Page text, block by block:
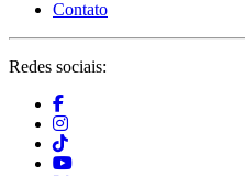
Contato
Redes sociais: